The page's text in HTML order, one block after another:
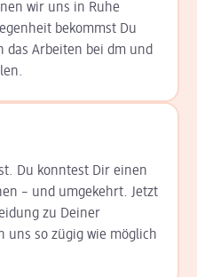
wir uns in Ruhe
bekommst Du
das Arbeiten bei dm und
Du konntest Dir einen
– und umgekehrt. Jetzt
zu Deiner
uns so zügig wie möglich